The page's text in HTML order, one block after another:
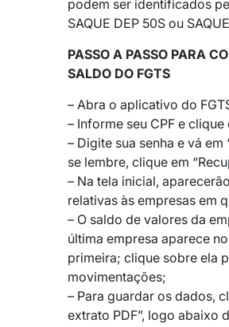
podem ser identificados
SAQUE DEP 50S ou
PASSO A PASSO PARA
SALDO DO FGTS
– Abra o aplicativo do
– Informe seu CPF e clique
– Digite sua senha e vá em
se lembre, clique em
– Na tela inicial,
relativas às empresas em
– O saldo de valores da
última empresa aparece
primeira; clique sobre ela
movimentações;
– Para guardar os dados,
extrato PDF”, logo abaixo